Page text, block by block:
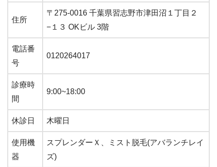
住所
〒275-0016 千葉県習志野市津田沼１丁目２
−１３ OKビル 3階
電話番
号
0120264017
診療時
間
9:00~18:00
休診日 木曜日
使用機
器
スプレンダーＸ、ミスト脱毛(アバランチレイ
ズ)